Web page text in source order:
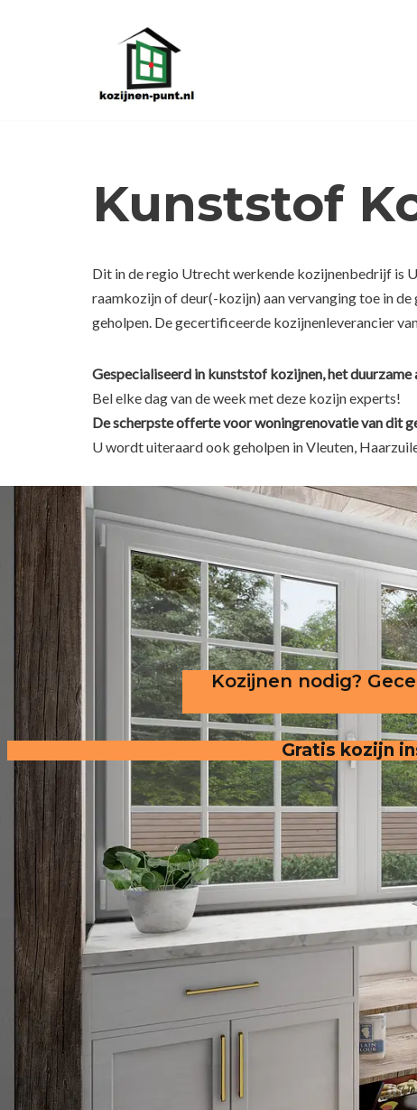
Kunststof
Dit in de regio Utrecht werkende kozijnenbedrijf is
raamkozijn of deur(-kozijn) aan vervanging toe in
geholpen. De gecertificeerde kozijnenleverancier
Gespecialiseerd in kunststof kozijnen, het
Bel elke dag van de week met deze kozijn experts!
De scherpsteofferte voor woningrenovatie van dit
U wordt uiteraard ook geholpen in Vleuten,
Kozijnen nodig?
Gratis kozijn